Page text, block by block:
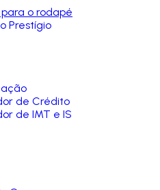
o rodapé
de Crédito
de IMT e IS